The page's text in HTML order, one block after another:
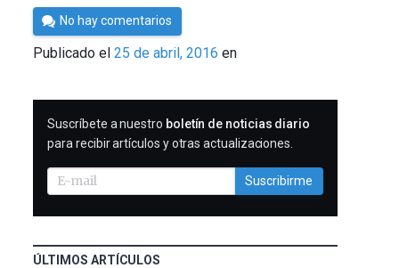
Por
César
Tomé
No hay comentarios
Publicado el25 de abril, 2016 en
SUSCRIBIRME
Suscríbete a nuestro boletín de noticias diario
para recibir artículos y otras actualizaciones.
Suscribirme
ÚLTIMOS ARTÍCULOS